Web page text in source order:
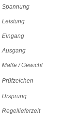
Spannung
Leistung
Eingang
Ausgang
Maße / Gewicht
Prüfzeichen
Ursprung
Regellieferzeit